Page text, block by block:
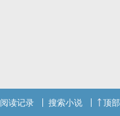
阅读记录 搜索小说 顶部